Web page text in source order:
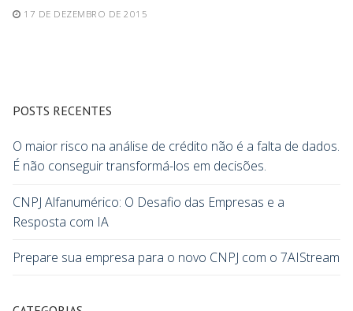
17 DE DEZEMBRO DE 2015
POSTS RECENTES
O maior risco na análise de crédito não é a falta de dados.
É não conseguir transformá-los em decisões.
CNPJ Alfanumérico: O Desafio das Empresas e a
Resposta com IA
Prepare sua empresa para o novo CNPJ com o 7AIStream